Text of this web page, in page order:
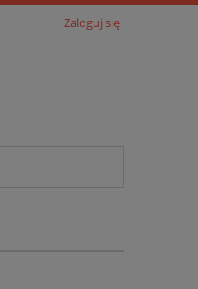
Zaloguj się